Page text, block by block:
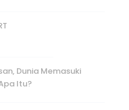
Dunia Memasuki
Itu?